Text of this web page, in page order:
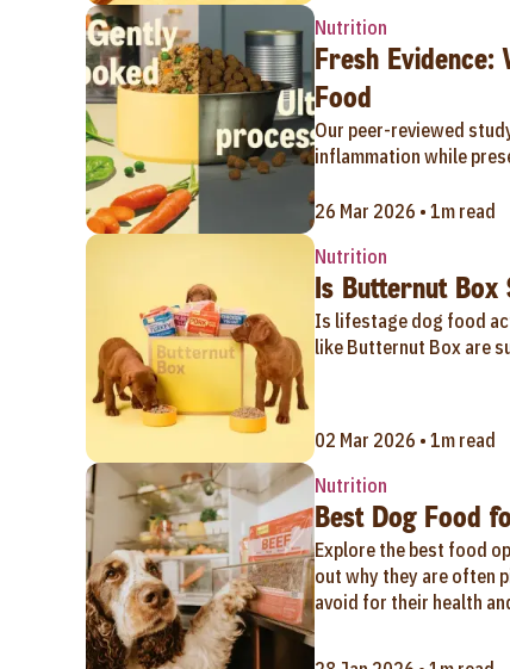
Nutrition
Fresh Evidence:
Food
Our peer-reviewed
inflammation while
26 Mar 2026 • 1m read
Nutrition
Is Butternut Box
Is lifestage dog food
like Butternut Box are
02 Mar 2026 • 1m read
Nutrition
Best Dog Food
Explore the best food
out why they are often
avoid for their health